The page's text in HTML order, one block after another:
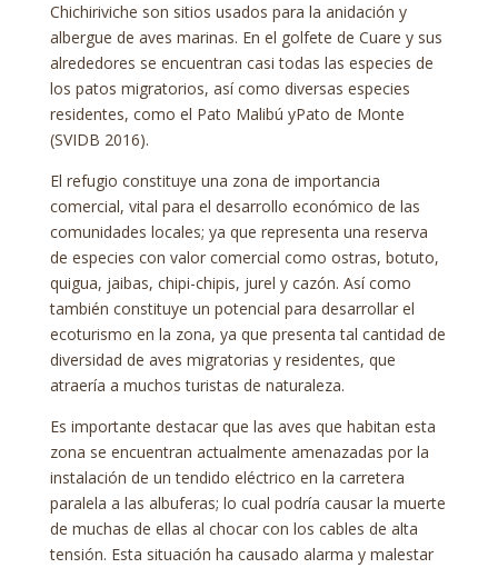
Chichiriviche son sitios usados para la anidación y
albergue de aves marinas. En el golfete de Cuare y sus
alrededores se encuentran casi todas las especies de
los patos migratorios, así como diversas especies
residentes, como el Pato Malibú yPato de Monte
(SVIDB 2016).
El refugio constituye una zona de importancia
comercial, vital para el desarrollo económico de las
comunidades locales; ya que representa una reserva
de especies con valor comercial como ostras, botuto,
quigua, jaibas, chipi-chipis, jurel y cazón. Así como
también constituye un potencial para desarrollar el
ecoturismo en la zona, ya que presenta tal cantidad de
diversidad de aves migratorias y residentes, que
atraería a muchos turistas de naturaleza.
Es importante destacar que las aves que habitan esta
zona se encuentran actualmente amenazadas por la
instalación de un tendido eléctrico en la carretera
paralela a las albuferas; lo cual podría causar la muerte
de muchas de ellas al chocar con los cables de alta
tensión. Esta situación ha causado alarma y malestar